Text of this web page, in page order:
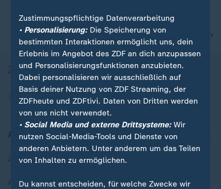
nach oben
Aktuell bei ZDFheute
Zuletzt veröffentlicht
Aktuelle Sendungs-Videos
Zustimmungspflichtige Datenverarbeitung
• Personalisierung:Die Speicherung von
bestimmten Interaktionen ermöglicht uns, dein
Erlebnis im Angebot des ZDF an dich anzupassen
und Personalisierungsfunktionen anzubieten.
Dabei personalisieren wir ausschließlich auf
Basis deiner Nutzung von ZDF Streaming, der
ZDFheute und ZDFtivi. Daten von Dritten werden
von uns nicht verwendet.
• Social Media und externe Drittsysteme:Wir
nutzen Social-Media-Tools und Dienste von
anderen Anbietern. Unter anderem um das Teilen
von Inhalten zu ermöglichen.
Du kannst entscheiden, für welche Zwecke wir